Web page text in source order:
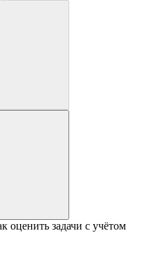
оценить задачи с учётом